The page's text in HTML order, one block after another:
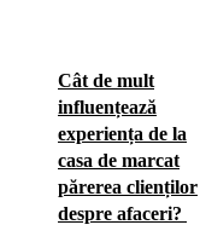
Cât de mult
influențează
experiența de la
casa de marcat
părerea clienților
despre afaceri?